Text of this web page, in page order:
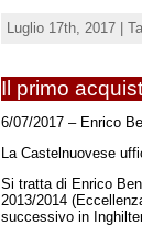
Luglio 17th, 2017 |
Il primo
6/07/2017 – Enrico
La Castelnuovese
Si tratta di Enrico
2013/2014
successivo in